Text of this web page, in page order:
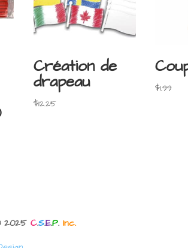
Création de
drapeau
$12.25
$1.99
2025 C.S.E.P. Inc.